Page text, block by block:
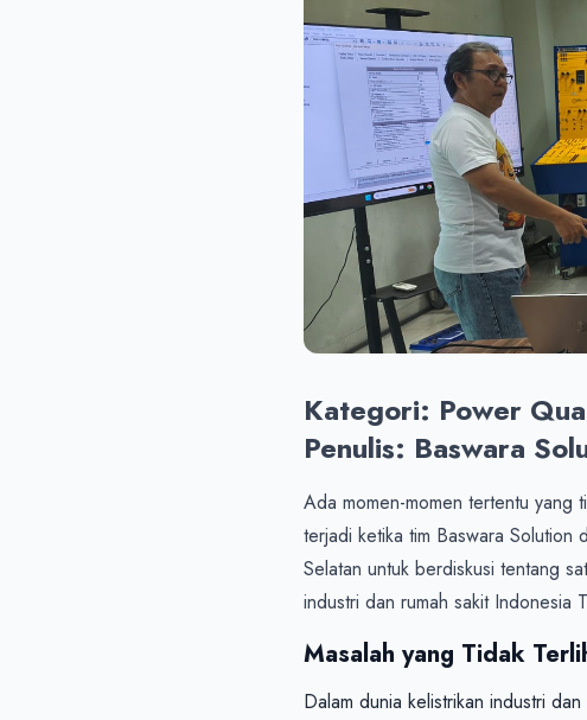
Kategori: Power
Penulis: Baswara
Ada momen-momen tertentu yang
terjadi ketika tim Baswara Solution
Selatan untuk berdiskusi tentang
industri dan rumah sakit Indonesia
Masalah yang Tidak
Dalam dunia kelistrikan industri